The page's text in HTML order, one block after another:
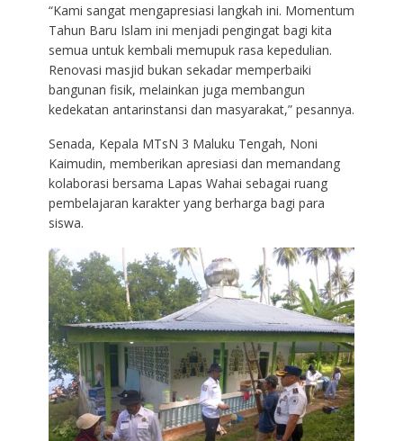
“Kami sangat mengapresiasi langkah ini. Momentum
Tahun Baru Islam ini menjadi pengingat bagi kita
semua untuk kembali memupuk rasa kepedulian.
Renovasi masjid bukan sekadar memperbaiki
bangunan fisik, melainkan juga membangun
kedekatan antarinstansi dan masyarakat,” pesannya.
Senada, Kepala MTsN 3 Maluku Tengah, Noni
Kaimudin, memberikan apresiasi dan memandang
kolaborasi bersama Lapas Wahai sebagai ruang
pembelajaran karakter yang berharga bagi para
siswa.